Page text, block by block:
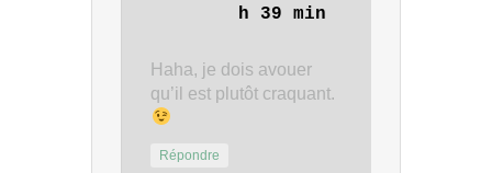
h 39 min
Haha, je dois avouer
qu’il est plutôt craquant.
Répondre